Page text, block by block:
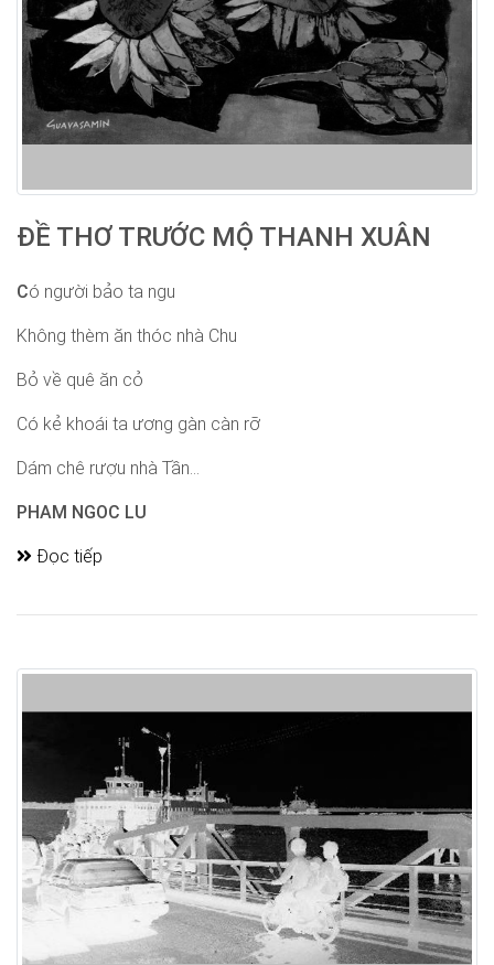
ĐỀ THƠ TRƯỚC MỘ THANH XUÂN
Có người bảo ta ngu
Không thèm ăn thóc nhà Chu
Bỏ về quê ăn cỏ
Có kẻ khoái ta ương gàn càn rỡ
Dám chê rượu nhà Tần...
PHAM NGOC LU
Đọc tiếp